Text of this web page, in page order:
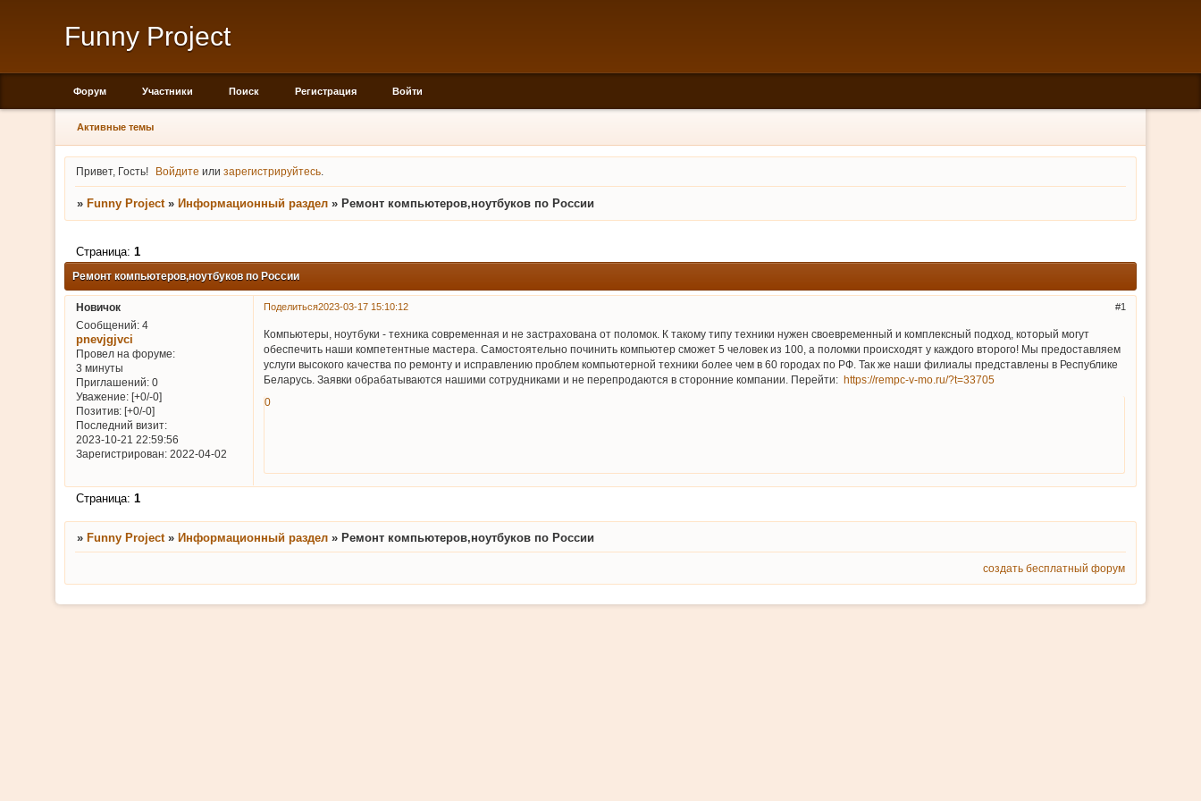
Funny Project
Форум Участники Поиск Регистрация Войти
Активные темы
Привет, Гость! Войдите илизарегистрируйтесь
» Funny Project » Информационный раздел » Ремонт компьютеров,ноутбуков по России
Ремонт компьютеров,ноутбуков по России
Страница: 1
Поделиться 1
2023-03-17 15:10:12
Новичок
Сообщений:4
pnevjgjvci
Провел на форуме:
3 минуты
Приглашений:0
Уважение: [+0/-0]
Позитив: [+0/-0]
Последний визит:
2023-10-21 22:59:56
Зарегистрирован: 2022-04-02
Компьютеры, ноутбуки - техника современная и не застрахована от поломок. К такому типу техники нужен своевременный и комплексный подход, который могут
обеспечить наши компетентные мастера. Самостоятельно починить компьютер сможет 5 человек из 100, а поломки происходят у каждого второго! Мы предоставляем
услуги высокого качества по ремонту и исправлению проблем компьютерной техники более чем в 60 городах по РФ. Так же наши филиалы представлены в Республике
Беларусь. Заявки обрабатываются нашими сотрудниками и не перепродаются в сторонние компании. Перейти:https://rempc-v-mo.ru/?t=33705
0
Страница: 1
» Funny Project » Информационный раздел » Ремонт компьютеров,ноутбуков по России
создать бесплатный форум